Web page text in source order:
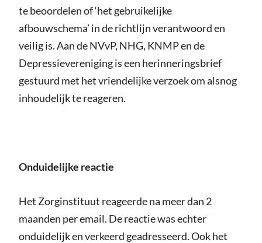
te beoordelen of ‘het gebruikelijke
afbouwschema’ in de richtlijn verantwoord en
veilig is. Aan de NVvP, NHG, KNMP en de
Depressievereniging is een herinneringsbrief
gestuurd met het vriendelijke verzoek om alsnog
inhoudelijk te reageren.
Onduidelijke reactie
Het Zorginstituut reageerde na meer dan 2
maanden per email. De reactie was echter
onduidelijk en verkeerd geadresseerd. Ook het